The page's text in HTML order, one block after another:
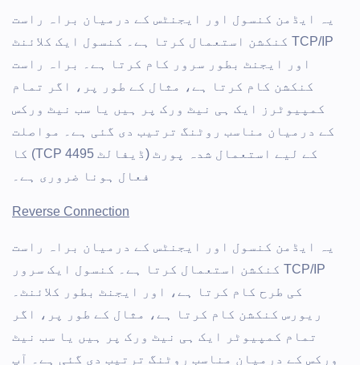
یہ ایڈمن کنسول اور ایجنٹس کے درمیان براہ راست
TCP/IP کنکشن استعمال کرتا ہے۔ کنسول ایک کلائنٹ
اور ایجنٹ بطور سرور کام کرتا ہے۔ براہ راست
کنکشن کام کرتا ہے، مثال کے طور پر، اگر تمام
کمپیوٹرز ایک ہی نیٹ ورک پر ہیں یا سب نیٹ ورکس
کے درمیان مناسب روٹنگ ترتیب دی گئی ہے۔ مواصلت
کے لیے استعمال شدہ پورٹ (ڈیفالٹ TCP 4495) کا
فعال ہونا ضروری ہے۔
Reverse Connection
یہ ایڈمن کنسول اور ایجنٹس کے درمیان براہ راست
TCP/IP کنکشن استعمال کرتا ہے۔ کنسول ایک سرور
کی طرح کام کرتا ہے، اور ایجنٹ بطور کلائنٹ۔
ریورس کنکشن کام کرتا ہے، مثال کے طور پر، اگر
تمام کمپیوٹر ایک ہی نیٹ ورک پر ہیں یا سب نیٹ
ورکس کے درمیان مناسب روٹنگ ترتیب دی گئی ہے۔ آپ